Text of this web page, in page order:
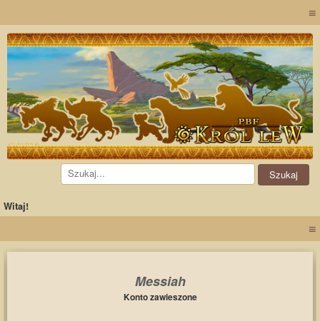
≡
Witaj!
≡
Messiah
Konto zawieszone